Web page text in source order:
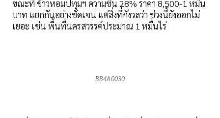
ขณะที่ ข้าวหอมปทุมฯ ความชื้น 28% ราคา 8,500-1 หมื่น
บาท แยกกันอย่างชัดเจน แต่สิ่งที่กังวลว่า ช่วงนี้ยังออกไม่
เยอะ เช่น พื้นที่นครสวรรค์ประมาณ 1 หมื่นไร่
BB4A0030